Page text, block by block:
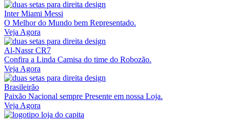
Inter Miami Messi
O Melhor do Mundo bem Representado.
Veja Agora
Al-Nassr CR7
Confira a Linda Camisa do time do Robozão.
Veja Agora
Brasileirão
Paixão Nacional sempre Presente em nossa Loja.
Veja Agora